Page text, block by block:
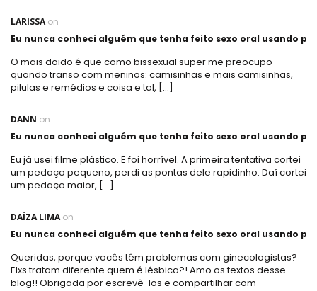
LARISSAon
Eu nunca conheci alguém que tenha feito sexo oral usando
O mais doido é que como bissexual super me preocupo
quando transo com meninos: camisinhas e mais camisinhas,
pilulas e remédios e coisa e tal, […]
DANN on
Eu nunca conheci alguém que tenha feito sexo oral usando
Eu já usei filme plástico. E foi horrível. A primeira tentativa cortei
um pedaço pequeno, perdi as pontas dele rapidinho. Daí cortei
um pedaço maior, […]
DAÍZA LIMAon
Eu nunca conheci alguém que tenha feito sexo oral usando
Queridas, porque vocês têm problemas com ginecologistas?
Elxs tratam diferente quem é lésbica?! Amo os textos desse
blog!! Obrigada por escrevê-los e compartilhar com